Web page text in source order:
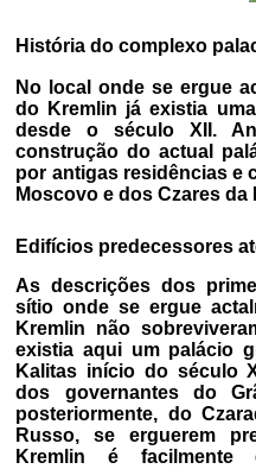
História do complexo
No local onde se ergue
do Kremlin já existia
desde o século XII.
construção do actual
por antigas residências e
Moscovo e dos Czares da
Edifícios predecessores
As descrições dos
sítio onde se ergue
Kremlin não
existia aqui um palácio
Kalitas início do século
dos governantes do
posteriormente, do
Russo, se erguerem
Kremlin é facilmente